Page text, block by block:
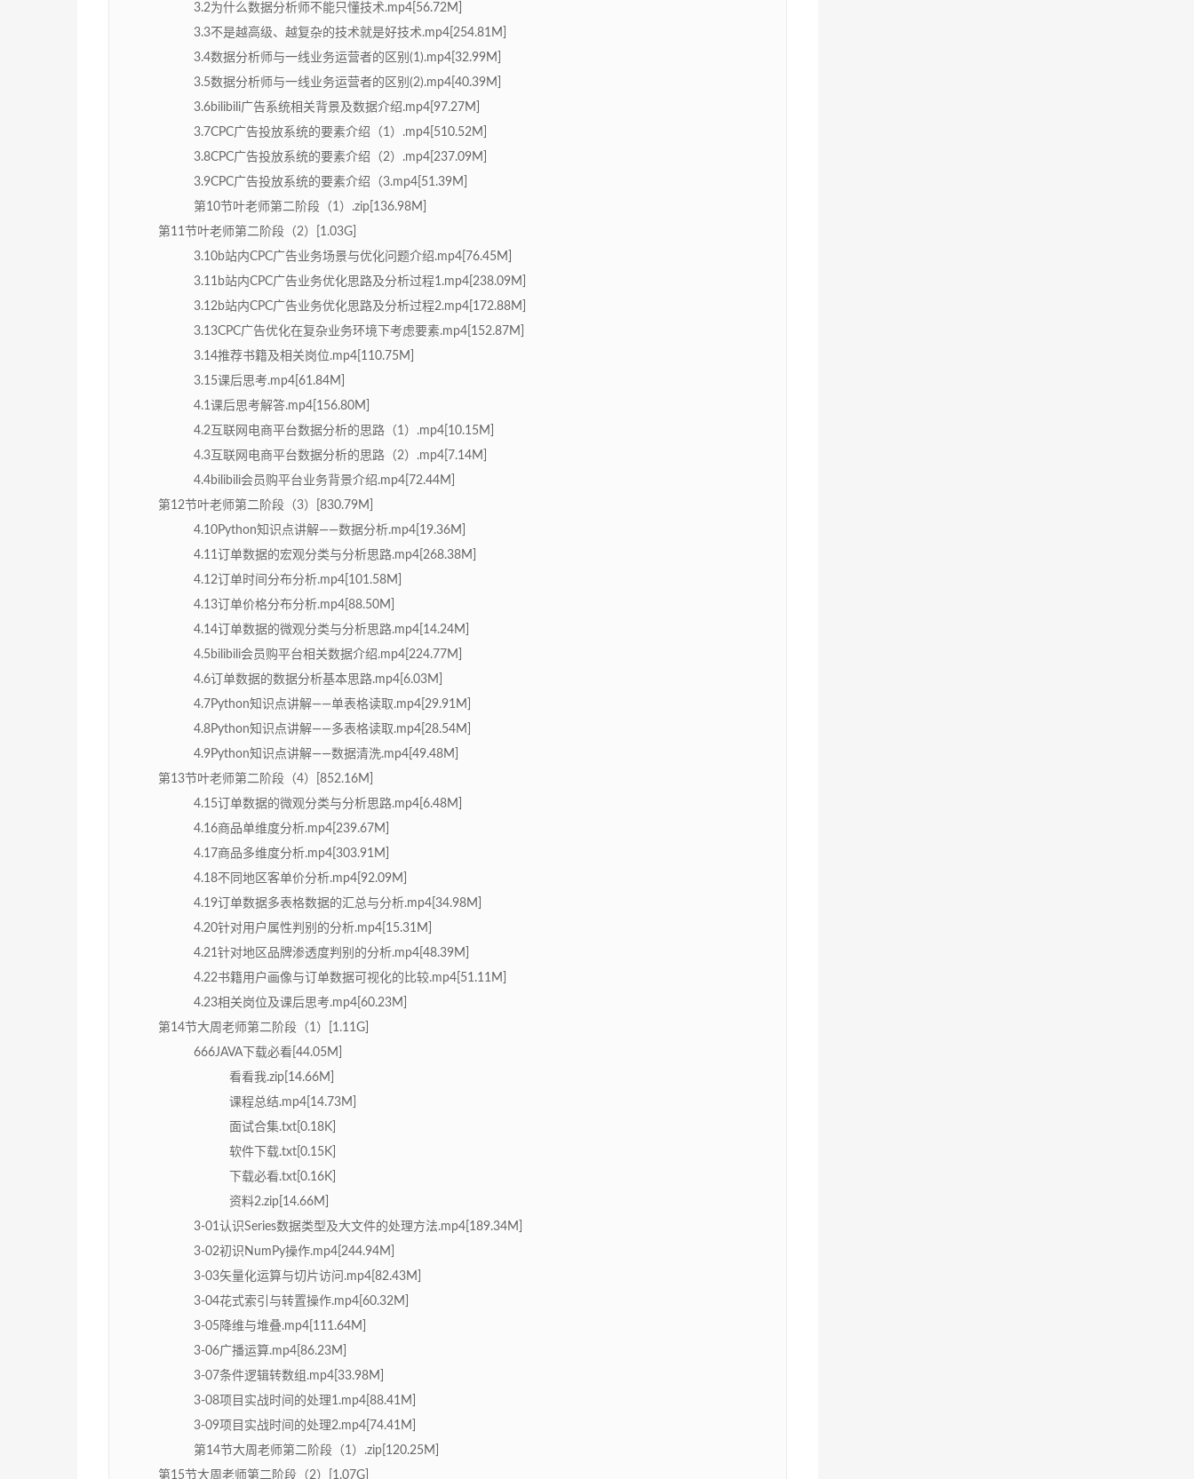
3.2为什么数据分析师不能只懂技术.mp4[56.72M]
3.3不是越高级、越复杂的技术就是好技术.mp4[254.81M]
3.4数据分析师与一线业务运营者的区别(1).mp4[32.99M]
3.5数据分析师与一线业务运营者的区别(2).mp4[40.39M]
3.6bilibili广告系统相关背景及数据介绍.mp4[97.27M]
3.7CPC广告投放系统的要素介绍（1）.mp4[510.52M]
3.8CPC广告投放系统的要素介绍（2）.mp4[237.09M]
3.9CPC广告投放系统的要素介绍（3.mp4[51.39M]
第10节叶老师第二阶段（1）.zip[136.98M]
第11节叶老师第二阶段（2）[1.03G]
3.10b站内CPC广告业务场景与优化问题介绍.mp4[76.45M]
3.11b站内CPC广告业务优化思路及分析过程1.mp4[238.09M]
3.12b站内CPC广告业务优化思路及分析过程2.mp4[172.88M]
3.13CPC广告优化在复杂业务环境下考虑要素.mp4[152.87M]
3.14推荐书籍及相关岗位.mp4[110.75M]
3.15课后思考.mp4[61.84M]
4.1课后思考解答.mp4[156.80M]
4.2互联网电商平台数据分析的思路（1）.mp4[10.15M]
4.3互联网电商平台数据分析的思路（2）.mp4[7.14M]
4.4bilibili会员购平台业务背景介绍.mp4[72.44M]
第12节叶老师第二阶段（3）[830.79M]
4.10Python知识点讲解——数据分析.mp4[19.36M]
4.11订单数据的宏观分类与分析思路.mp4[268.38M]
4.12订单时间分布分析.mp4[101.58M]
4.13订单价格分布分析.mp4[88.50M]
4.14订单数据的微观分类与分析思路.mp4[14.24M]
4.5bilibili会员购平台相关数据介绍.mp4[224.77M]
4.6订单数据的数据分析基本思路.mp4[6.03M]
4.7Python知识点讲解——单表格读取.mp4[29.91M]
4.8Python知识点讲解——多表格读取.mp4[28.54M]
4.9Python知识点讲解——数据清洗.mp4[49.48M]
第13节叶老师第二阶段（4）[852.16M]
4.15订单数据的微观分类与分析思路.mp4[6.48M]
4.16商品单维度分析.mp4[239.67M]
4.17商品多维度分析.mp4[303.91M]
4.18不同地区客单价分析.mp4[92.09M]
4.19订单数据多表格数据的汇总与分析.mp4[34.98M]
4.20针对用户属性判别的分析.mp4[15.31M]
4.21针对地区品牌渗透度判别的分析.mp4[48.39M]
4.22书籍用户画像与订单数据可视化的比较.mp4[51.11M]
4.23相关岗位及课后思考.mp4[60.23M]
第14节大周老师第二阶段（1）[1.11G]
666JAVA下载必看[44.05M]
看看我.zip[14.66M]
课程总结.mp4[14.73M]
面试合集.txt[0.18K]
软件下载.txt[0.15K]
下载必看.txt[0.16K]
资料2.zip[14.66M]
3-01认识Series数据类型及大文件的处理方法.mp4[189.34M]
3-02初识NumPy操作.mp4[244.94M]
3-03矢量化运算与切片访问.mp4[82.43M]
3-04花式索引与转置操作.mp4[60.32M]
3-05降维与堆叠.mp4[111.64M]
3-06广播运算.mp4[86.23M]
3-07条件逻辑转数组.mp4[33.98M]
3-08项目实战时间的处理1.mp4[88.41M]
3-09项目实战时间的处理2.mp4[74.41M]
第14节大周老师第二阶段（1）.zip[120.25M]
第15节大周老师第二阶段（2）[1.07G]